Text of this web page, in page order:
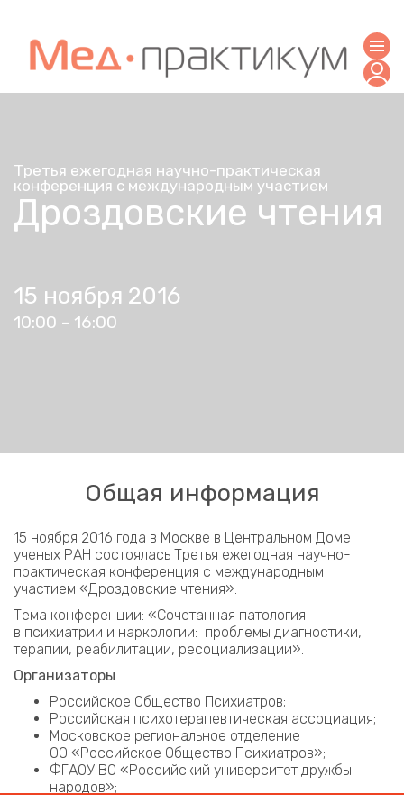
Третья ежегодная научно-практическая
конференция с международным участием
Дроздовские чтения
15 ноября 2016
10:00 - 16:00
Общая информация
15 ноября 2016 года в Москве в Центральном Доме
ученых РАН состоялась Третья ежегодная научно-
практическая конференция с международным
участием «Дроздовские чтения».
Тема конференции: «Сочетанная патология
в психиатрии и наркологии: проблемы диагностики,
терапии, реабилитации, ресоциализации».
Организаторы
Российское Общество Психиатров;
Российская психотерапевтическая ассоциация;
Московское региональное отделение
ОО «Российское Общество Психиатров»;
ФГАОУ ВО «Российский университет дружбы
народов»;